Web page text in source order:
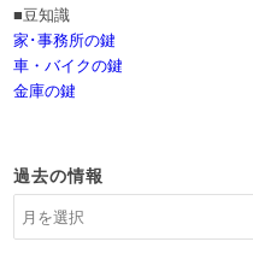
■豆知識
家･事務所の鍵
車・バイクの鍵
金庫の鍵
過去の情報